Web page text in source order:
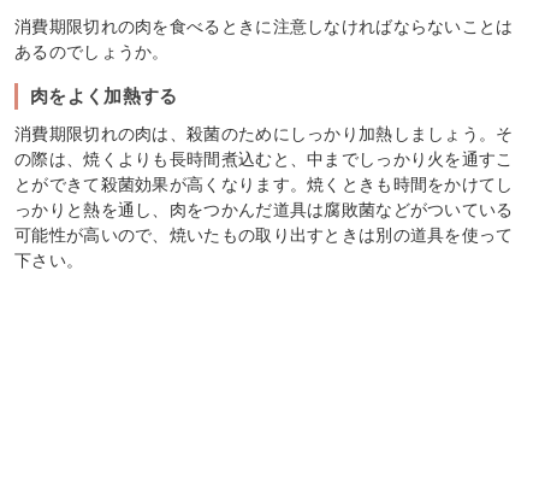
消費期限切れの肉を食べるときに注意しなければならないことは
あるのでしょうか。
肉をよく加熱する
消費期限切れの肉は、殺菌のためにしっかり加熱しましょう。そ
の際は、焼くよりも長時間煮込むと、中までしっかり火を通すこ
とができて殺菌効果が高くなります。焼くときも時間をかけてし
っかりと熱を通し、肉をつかんだ道具は腐敗菌などがついている
可能性が高いので、焼いたもの取り出すときは別の道具を使って
下さい。